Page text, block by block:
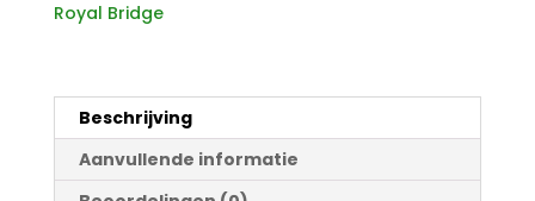
Royal Bridge
Beschrijving
Aanvullende informatie